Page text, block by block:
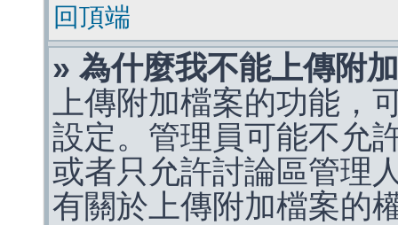
回頂端
» 為什麼我不能上傳附
上傳附加檔案的功能，
設定。管理員可能不允
或者只允許討論區管理
有關於上傳附加檔案的